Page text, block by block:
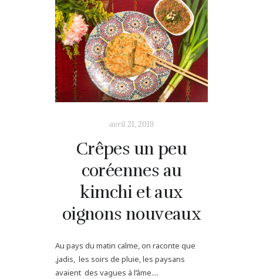
avril 21, 2019
Crêpes un peu
coréennes au
kimchi et aux
oignons nouveaux
Au pays du matin calme, on raconte que
,jadis, les soirs de pluie, les paysans
avaient des vagues à l’âme....